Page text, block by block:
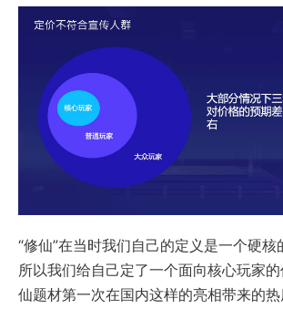
“修仙”在当时我们自己的定义是一个硬核
所以我们给自己定了一个面向核心玩家
仙题材第一次在国内这样的亮相带来的